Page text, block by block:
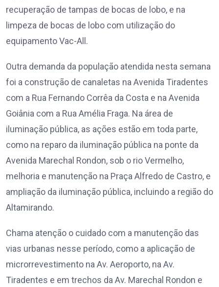
recuperação de tampas de bocas de lobo, e na
limpeza de bocas de lobo com utilização do
equipamento Vac-All.
Outra demanda da população atendida nesta semana
foi a construção de canaletas na Avenida Tiradentes
com a Rua Fernando Corrêa da Costa e na Avenida
Goiânia com a Rua Amélia Fraga. Na área de
iluminação pública, as ações estão em toda parte,
como na reparo da iluminação pública na ponte da
Avenida Marechal Rondon, sob o rio Vermelho,
melhoria e manutenção na Praça Alfredo de Castro, e
ampliação da iluminação pública, incluindo a região do
Altamirando.
Chama atenção o cuidado com a manutenção das
vias urbanas nesse período, como a aplicação de
microrrevestimento na Av. Aeroporto, na Av.
Tiradentes e em trechos da Av. Marechal Rondon e